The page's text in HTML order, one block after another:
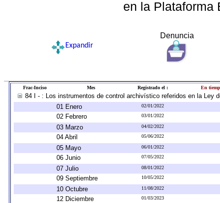
en la Plataforma
Denuncia
Expandir
Frac-Inciso Mes Registrado el : En
84 I - : Los instrumentos de control archivístico referidos en la Ley
01 Enero
02/01/2022
02 Febrero 03/01/2022
03 Marzo 04/02/2022
04 Abril 05/06/2022
05 Mayo 06/01/2022
06 Junio 07/05/2022
07 Julio 08/01/2022
09 Septiembre 10/05/2022
10 Octubre 11/08/2022
12 Diciembre 01/03/2023